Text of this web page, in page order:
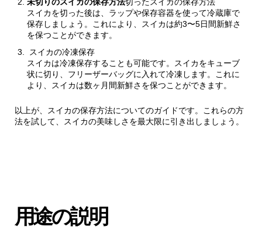
スイカを切った後は、ラップや保存容器を使って冷蔵庫で
保存しましょう。これにより、スイカは約3〜5日間新鮮さ
を保つことができます。
スイカの冷凍保存
スイカは冷凍保存することも可能です。スイカをキューブ
状に切り、フリーザーバッグに入れて冷凍します。これに
より、スイカは数ヶ月間新鮮さを保つことができます。
以上が、スイカの保存方法についてのガイドです。これらの方
法を試して、スイカの美味しさを最大限に引き出しましょう。
用途の説明